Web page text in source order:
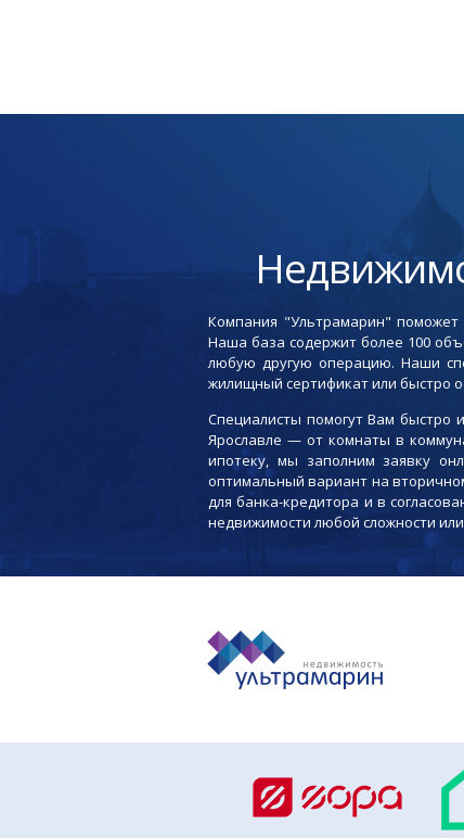
Компания "Ультрамарин" поможет
Наша база содержит более 100
любую другую операцию. Наши
жилищный сертификат или быстро
Специалисты помогут Вам
Ярославле — от комнаты в
ипотеку, мы заполним заявку
оптимальный вариант на
для банка-кредитора и в
недвижимости любой сложности